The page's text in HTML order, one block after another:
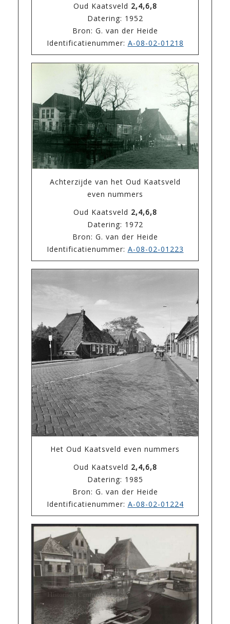
Oud Kaatsveld 2,4,6,8
Datering: 1952
Bron: G. van der Heide
Identificatienummer: A-08-02-01218
Achterzijde van het Oud Kaatsveld
even nummers
Oud Kaatsveld 2,4,6,8
Datering: 1972
Bron: G. van der Heide
Identificatienummer: A-08-02-01223
Het Oud Kaatsveld even nummers
Oud Kaatsveld 2,4,6,8
Datering: 1985
Bron: G. van der Heide
Identificatienummer: A-08-02-01224